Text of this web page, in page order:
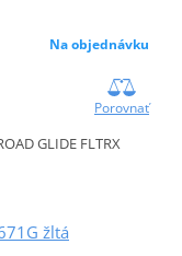
Na objednávku
Porovnať
GLIDE FLTRX
žltá